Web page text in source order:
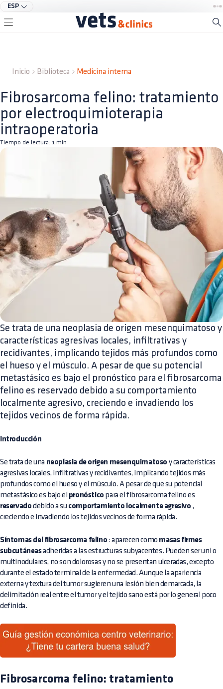
ESP
Inicio Biblioteca Medicina interna
Fibrosarcoma felino: tratamiento
por electroquimioterapia
intraoperatoria
Tiempo de lectura: 1 min
Se trata de una neoplasia de origen mesenquimatoso y
características agresivas locales, infiltrativas y
recidivantes, implicando tejidos más profundos como
el hueso y el músculo. A pesar de que su potencial
metastásico es bajo el pronóstico para el fibrosarcoma
felino es reservado debido a su comportamiento
localmente agresivo, creciendo e invadiendo los
tejidos vecinos de forma rápida.
Introducción
Se trata de una neoplasia de origen mesenquimatoso y características
agresivas locales, infiltrativas y recidivantes, implicando tejidos más
profundos como el hueso y el músculo. A pesar de que su potencial
metastásico es bajo el pronóstico para el fibrosarcoma felino es
reservado debido a su comportamiento localmente agresivo ,
creciendo e invadiendo los tejidos vecinos de forma rápida.
Síntomas del fibrosarcoma felino : aparecen como masas firmes
subcutáneasadheridas a las estructuras subyacentes. Pueden ser uni o
multinodulares, no son dolorosas y no se presentan ulceradas, excepto
durante el estado terminal de la enfermedad. Aunque la apariencia
externa y textura del tumor sugieren una lesión bien demarcada, la
delimitación real entre el tumor y el tejido sano está por lo general poco
definida.
Fibrosarcoma felino: tratamiento